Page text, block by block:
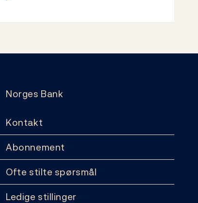
Norges Bank
Kontakt
Abonnement
Ofte stilte spørsmål
Ledige stillinger